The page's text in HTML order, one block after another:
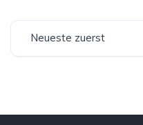
Neueste zuerst